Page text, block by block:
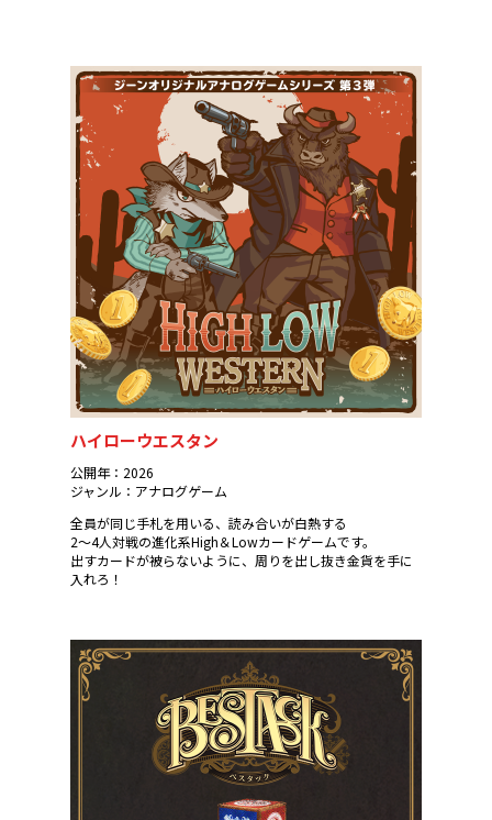
ハイローウエスタン
公開年：2026
ジャンル：アナログゲーム
全員が同じ手札を用いる、読み合いが白熱する
2～4人対戦の進化系High＆Lowカードゲームです。
出すカードが被らないように、周りを出し抜き金貨を手に
入れろ！